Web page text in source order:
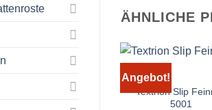
ÄHNLICHE
Angebot!
Textrion Slip
5001